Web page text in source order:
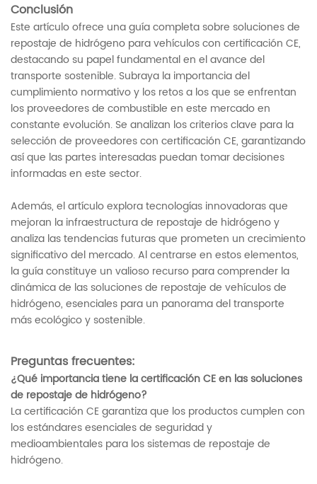
Conclusión
Este artículo ofrece una guía completa sobre soluciones de
repostaje de hidrógeno para vehículos con certificación CE,
destacando su papel fundamental en el avance del
transporte sostenible. Subraya la importancia del
cumplimiento normativo y los retos a los que se enfrentan
los proveedores de combustible en este mercado en
constante evolución. Se analizan los criterios clave para la
selección de proveedores con certificación CE, garantizando
así que las partes interesadas puedan tomar decisiones
informadas en este sector.
Además, el artículo explora tecnologías innovadoras que
mejoran la infraestructura de repostaje de hidrógeno y
analiza las tendencias futuras que prometen un crecimiento
significativo del mercado. Al centrarse en estos elementos,
la guía constituye un valioso recurso para comprender la
dinámica de las soluciones de repostaje de vehículos de
hidrógeno, esenciales para un panorama del transporte
más ecológico y sostenible.
Preguntas frecuentes:
¿Qué importancia tiene la certificación CE en las soluciones
de repostaje de hidrógeno?
La certificación CE garantiza que los productos cumplen con
los estándares esenciales de seguridad y
medioambientales para los sistemas de repostaje de
hidrógeno.